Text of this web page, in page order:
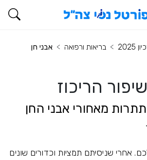
2025 בריאות ורפואה
אבני חן
הריכוז
מאחורי אבני החן
אחרי שניסיתם תמציות וכדורים שונים